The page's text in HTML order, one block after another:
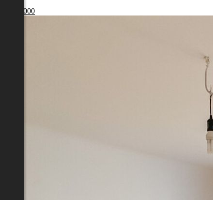
€ 179 000